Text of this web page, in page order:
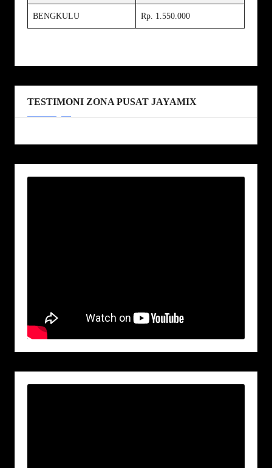
BENGKULU Rp. 1.550.000
TESTIMONI ZONA PUSAT JAYAMIX